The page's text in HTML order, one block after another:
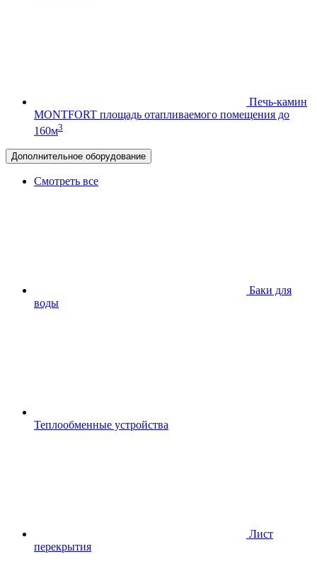
Печь-камин
MONTFORT площадь отапливаемого помещения до
160м3
Дополнительное оборудование
Смотреть все
Баки для
воды
Теплообменные устройства
Лист
перекрытия